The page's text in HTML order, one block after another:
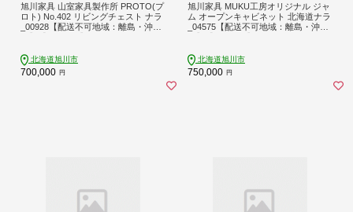
旭川家具 山室家具製作所 PROTO(プ
ロト) No.402 リビングチェスト ナラ
_00928【配送不可地域：離島・沖
北海道旭川市
700,000 円
旭川家具 MUKU工房オリジナル ジャ
ム オープンキャビネット 北海道ナラ
_04575【配送不可地域：離島・沖
北海道旭川市
750,000 円